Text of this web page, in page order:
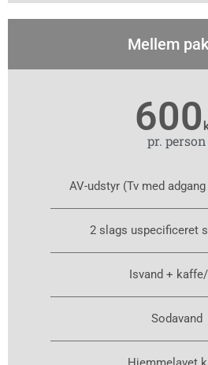
Mellem
600
pr. person
AV-udstyr (Tv med
2 slags uspecificeret
Isvand +
Sodavand